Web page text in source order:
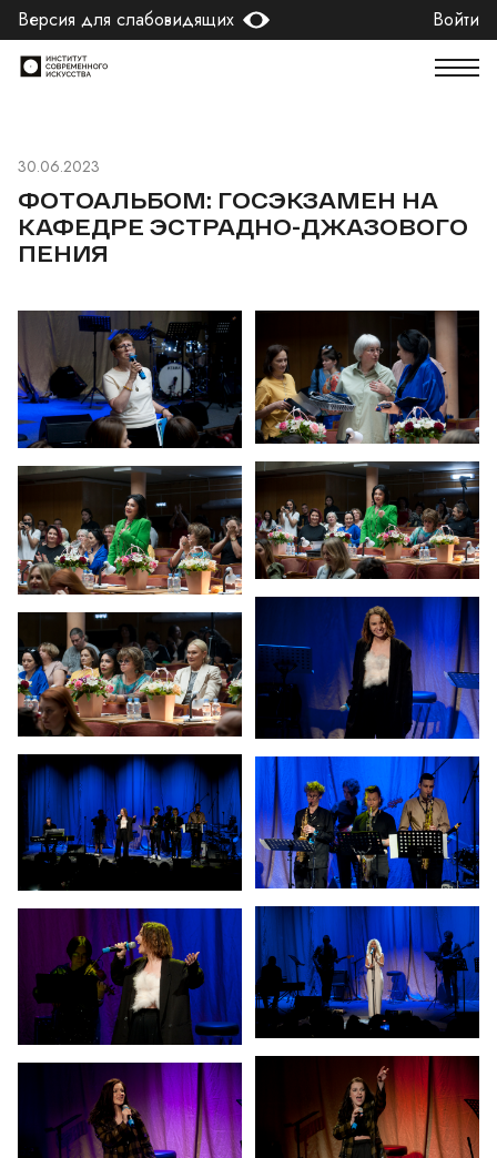
Версия для слабовидящих Войти
30.06.2023
ФОТОАЛЬБОМ: ГОСЭКЗАМЕН НА
КАФЕДРЕ ЭСТРАДНО-ДЖАЗОВОГО
ПЕНИЯ